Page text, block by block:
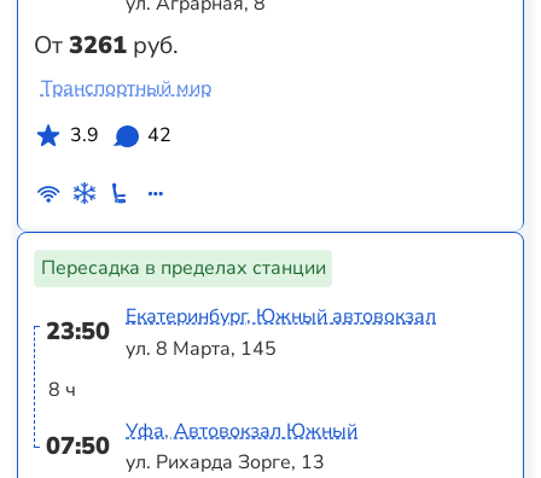
От3261 руб.
Транспортный мир
3.9
42
Пересадка в пределах станции
23:50
8 ч
07:50
Екатеринбург, Южный автовокзал
ул. 8 Марта, 145
Уфа, Автовокзал Южный
ул. Рихарда Зорге, 13